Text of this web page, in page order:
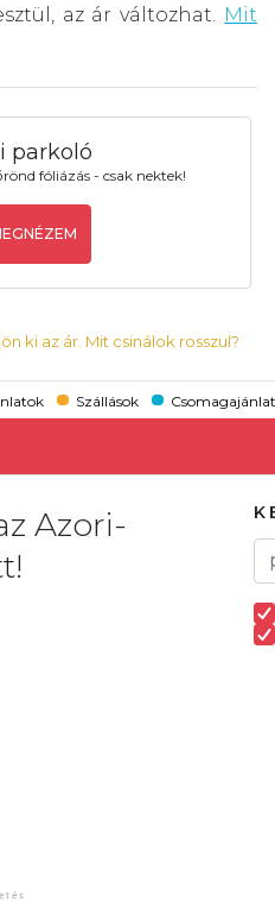
az ár változhat.
Mit
parkoló
fóliázás - csak nektek!
ki az ár. Mit csinálok rosszul?